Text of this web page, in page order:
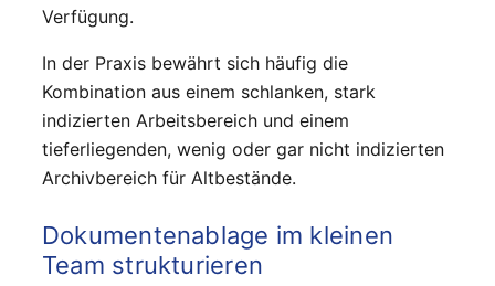
Verfügung.
In der Praxis bewährt sich häufig die
Kombination aus einem schlanken, stark
indizierten Arbeitsbereich und einem
tieferliegenden, wenig oder gar nicht indizierten
Archivbereich für Altbestände.
Dokumentenablage im kleinen
Team strukturieren